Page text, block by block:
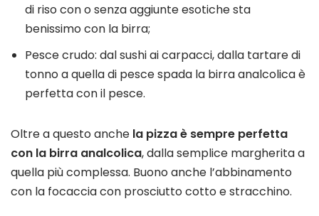
di riso con o senza aggiunte esotiche sta
benissimo con la birra;
Pesce crudo: dal sushi ai carpacci, dalla tartare di
tonno a quella di pesce spada la birra analcolica è
perfetta con il pesce.
Oltre a questo anche la pizza è sempre perfetta
con la birra analcolica, dalla semplice margherita a
quella più complessa. Buono anche l’abbinamento
con la focaccia con prosciutto cotto e stracchino.